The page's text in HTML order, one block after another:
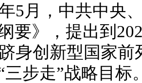
5月，中共中央
要》，提出到
身创新型国家
三步走”战略目